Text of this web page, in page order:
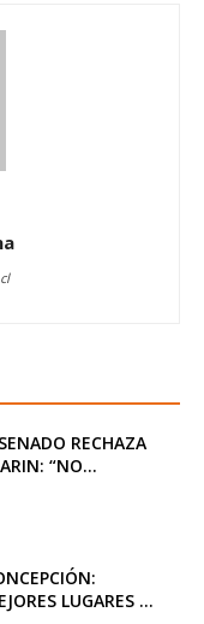
RECHAZA
“NO...
LUGARES ...